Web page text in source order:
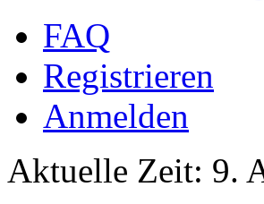
FAQ
Registrieren
Anmelden
Aktuelle Zeit: 9.